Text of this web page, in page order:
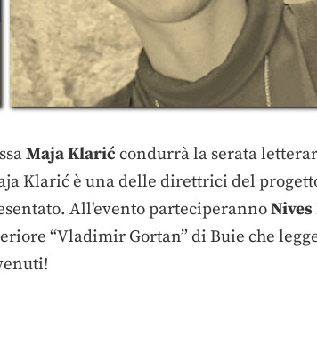
Maja Klarić condurrà la serata
Klarić è una delle direttrici del
All'evento parteciperanno
“Vladimir Gortan” di Buie che